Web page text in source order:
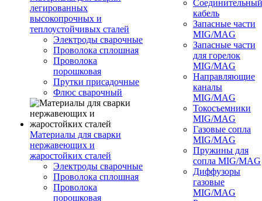
легированных
высокопрочных и
теплоустойчивых сталей
Электроды сварочные
Проволока сплошная
Проволока
порошковая
Прутки присадочные
Флюс сварочный
Материалы для сварки
нержавеющих и
жаростойких сталей
Электроды сварочные
Проволока сплошная
Проволока
порошковая
Соединительный
кабель
Запасные части
MIG/MAG
Запасные части
для горелок
MIG/MAG
Направляющие
каналы
MIG/MAG
Токосъемники
MIG/MAG
Газовые сопла
MIG/MAG
Пружины для
сопла MIG/MAG
Диффузоры
газовые
MIG/MAG